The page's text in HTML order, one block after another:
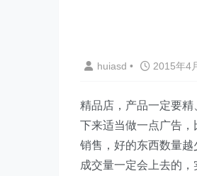
huiasd • 2015年4
精品店，产品一定要
下来适当做一点广告
销售，好的东西数量越
成交量一定会上去的